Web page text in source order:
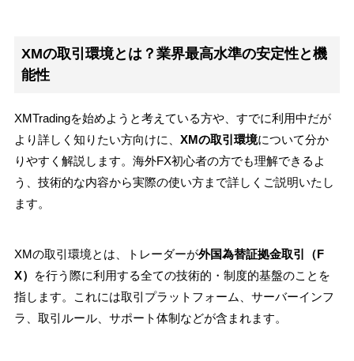
XMの取引環境とは？業界最高水準の安定性と機
能性
XMTradingを始めようと考えている方や、すでに利用中だが
より詳しく知りたい方向けに、 XMの取引環境について分か
りやすく解説します。海外FX初心者の方でも理解できるよ
う、技術的な内容から実際の使い方まで詳しくご説明いたし
ます。
XMの取引環境とは、トレーダーが外国為替証拠金取引（F
X）
を行う際に利用する全ての技術的・制度的基盤のことを
指します。これには取引プラットフォーム、サーバーインフ
ラ、取引ルール、サポート体制などが含まれます。